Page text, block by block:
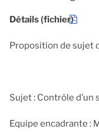
Détails (fichier)
Proposition de sujet
Sujet : Contrôle
Equipe encadrante :